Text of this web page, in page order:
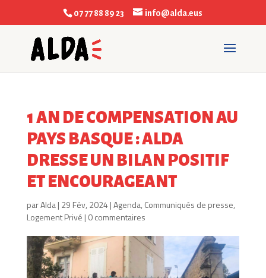
07 77 88 89 23 info@alda.eus
1 AN DE COMPENSATION AU
PAYS BASQUE : ALDA
DRESSE UN BILAN POSITIF
ET ENCOURAGEANT
parAlda| 29 Fév, 2024 |Agenda, Communiqués de presse,
Logement Privé | 0 commentaires